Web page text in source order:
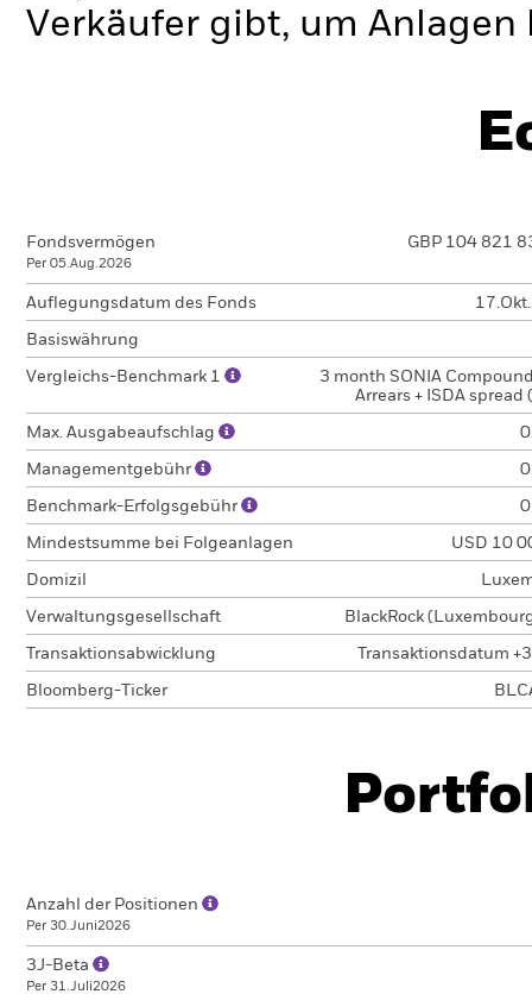
Verkäufer gibt, um
Fondsvermögen
Per 05.Aug.2026
GBP 104 821
Auflegungsdatum des Fonds
Basiswährung
Vergleichs-Benchmark 1
3 month SONIA
Arrears + ISDA spread
Max. Ausgabeaufschlag
Managementgebühr
Benchmark-Erfolgsgebühr
Mindestsumme bei Folgeanlagen USD 10
Domizil
Verwaltungsgesellschaft BlackRock
Transaktionsabwicklung Transaktionsdatum
Bloomberg-Ticker
Anzahl der Positionen
Per 30.Juni2026
3J-Beta
Per 31.Juli2026